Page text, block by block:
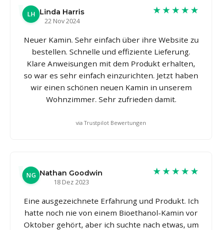
LH
Linda Harris
22 Nov 2024
★★★★★
Neuer Kamin. Sehr einfach über ihre Website zu
bestellen. Schnelle und effiziente Lieferung.
Klare Anweisungen mit dem Produkt erhalten,
so war es sehr einfach einzurichten. Jetzt haben
wir einen schönen neuen Kamin in unserem
Wohnzimmer. Sehr zufrieden damit.
via Trustpilot Bewertungen
NG Nathan Goodwin
18 Dez 2023
★★★★★
Eine ausgezeichnete Erfahrung und Produkt. Ich
hatte noch nie von einem Bioethanol-Kamin vor
Oktober gehört, aber ich suchte nach etwas, um